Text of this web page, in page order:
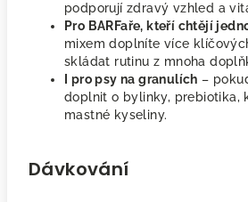
podporují zdravý vzhled a
Pro BARFaře, kteří chtějí
mixem doplníte více
skládat rutinu z mnoha
I pro psy na granulích –
doplnit o bylinky, prebiotika,
mastné kyseliny.
Dávkování